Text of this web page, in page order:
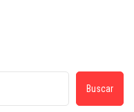
Buscar